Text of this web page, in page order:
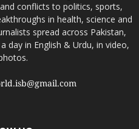
conflicts to politics, sports,
in health, science and
spread across Pakistan,
day in English & Urdu, in video,